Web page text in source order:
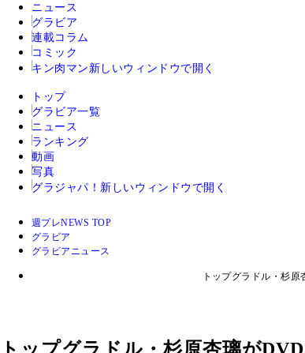
ニュース
グラビア
連載コラム
コミック
キン肉マン 新しいウィンドウで開く
トップ
グラビア一覧
ニュース
ランキング
動画
写真
グラジャパ！ 新しいウィンドウで開く
週プレNEWS TOP
グラビア
グラビアニュース
トップグラドル・杉
トップグラドル・杉原杏璃が